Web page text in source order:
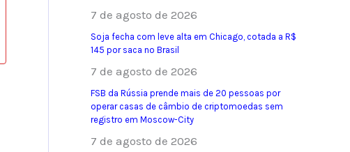
7 de agosto de 2026
Soja fecha com leve alta em Chicago, cotada a R$
145 por saca no Brasil
7 de agosto de 2026
FSB da Rússia prende mais de 20 pessoas por
operar casas de câmbio de criptomoedas sem
registro em Moscow-City
7 de agosto de 2026